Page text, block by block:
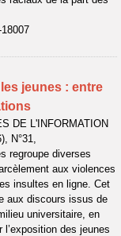
jeunes : entre
DE L'INFORMATION
N°31,
regroupe diverses
aux violences
insultes en ligne. Cet
aux discours issus de
universitaire, en
des jeunes